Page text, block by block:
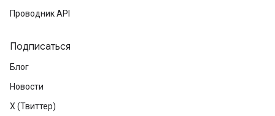
Проводник API
Подписаться
Блог
Новости
X (Твиттер)